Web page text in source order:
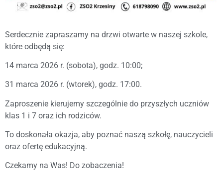
Serdecznie zapraszamy na drzwi otwarte w naszej szkole,
które odbędą się:
14 marca 2026 r. (sobota), godz. 10:00;
31 marca 2026 r. (wtorek), godz. 17:00.
Zaproszenie kierujemy szczególnie do przyszłych uczniów
klas 1 i 7 oraz ich rodziców.
To doskonała okazja, aby poznać naszą szkołę, nauczycieli
oraz ofertę edukacyjną.
Czekamy na Was! Do zobaczenia!